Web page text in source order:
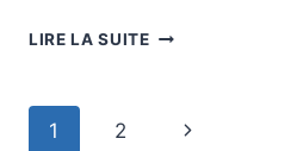
LIRE LA SUITECOMMENT
Navigation
1 2
Page